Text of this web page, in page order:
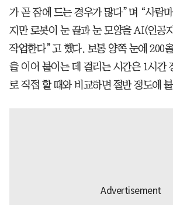
가 곧 잠에 드는 경우가 많다”며 “사람
지만 로봇이 눈 끝과 눈 모양을 AI(인공
작업한다”고 했다. 보통 양쪽 눈에 200
을 이어 붙이는 데 걸리는 시간은 1시간
로 직접 할 때와 비교하면 절반 정도에